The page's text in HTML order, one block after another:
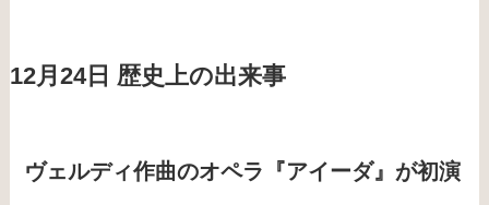
12月24日 歴史上の出来事
ヴェルディ作曲のオペラ『アイーダ』が初演